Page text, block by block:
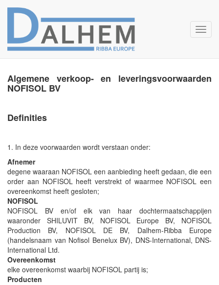
Algemene verkoop- en leveringsvoorwaarden
NOFISOL BV
Definities
1. In deze voorwaarden wordt verstaan onder:
Afnemer
degene waaraan NOFISOL een aanbieding heeft gedaan, die een
order aan NOFISOL heeft verstrekt of waarmee NOFISOL een
overeenkomst heeft gesloten;
NOFISOL
NOFISOL BV en/of elk van haar dochtermaatschappijen
waaronder SHILUVIT BV, NOFISOL Europe BV, NOFISOL
Production BV, NOFISOL DE BV, Dalhem-Ribba Europe
(handelsnaam van Nofisol Benelux BV), DNS-International, DNS-
International Ltd.
Overeenkomst
elke overeenkomst waarbij NOFISOL partij is;
Producten